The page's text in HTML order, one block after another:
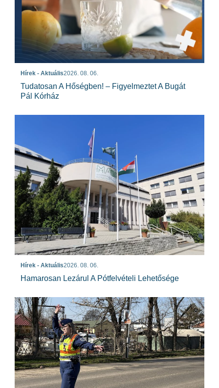
Hírek - Aktuális2026. 08. 06.
Tudatosan A Hőségben! – Figyelmeztet A Bugát
Pál Kórház
Hírek - Aktuális2026. 08. 06.
Hamarosan Lezárul A Pótfelvételi Lehetősége